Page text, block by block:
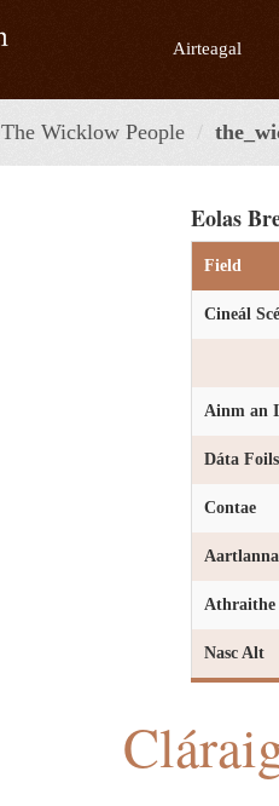
Airteagal
The Wicklow People
Eolas
Field
Cineál
Ainm an
Dáta
Contae
Athraithe
Nasc Alt